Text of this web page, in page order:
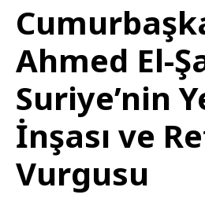
Ahmed El-
Suriye’nin
İnşası ve
Vurgusu